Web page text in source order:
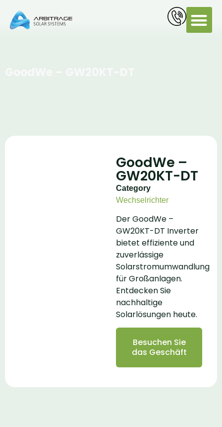
GoodWe –
GW20KT-DT
Category
Wechselrichter
Der GoodWe –
GW20KT-DT Inverter
bietet effiziente und
zuverlässige
Solarstromumwandlung
für Großanlagen.
Entdecken Sie
nachhaltige
Solarlösungen heute.
Besuchen Sie
das Geschäft